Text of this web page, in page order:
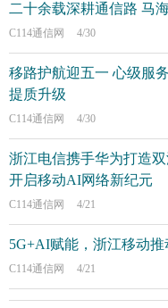
二十余载深耕通信路 马
C114通信网 4/30
移路护航迎五一 心级服
提质升级
C114通信网 4/30
浙江电信携手华为打造
开启移动AI网络新纪元
C114通信网 4/21
5G+AI赋能，浙江移动
C114通信网 4/21